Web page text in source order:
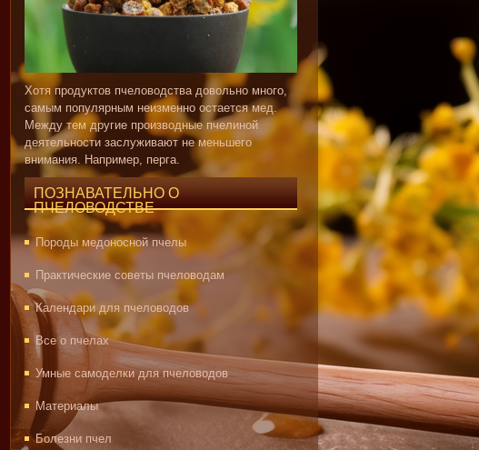
Хотя продуктов пчеловодства довольно много,
самым популярным неизменно остается мед.
Между тем другие производные пчелиной
деятельности заслуживают не меньшего
внимания. Например, перга.
ПОЗНАВАТЕЛЬНО О
ПЧЕЛОВОДСТВЕ
Породы медоносной пчелы
Практические советы пчеловодам
Календари для пчеловодов
Все о пчелах
Умные самоделки для пчеловодов
Материалы
Болезни пчел